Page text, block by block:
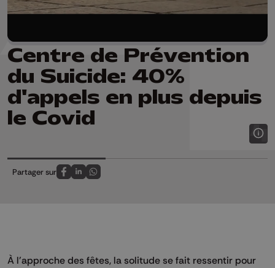
Centre de Prévention
du Suicide: 40%
d'appels en plus depuis
le Covid
Partager sur
Partagez sur FaceBook
Partagez sur LinkedIn
Partagez sur Whatsapp
À l'approche des fêtes, la solitude se fait ressentir pour